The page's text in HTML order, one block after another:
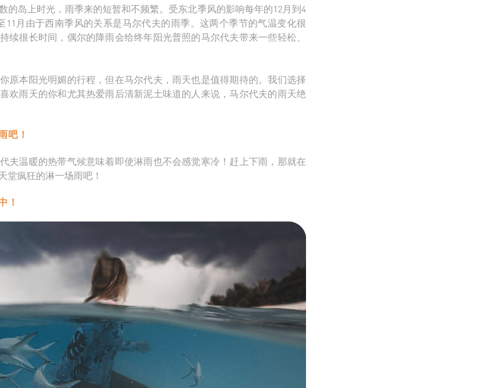
的岛上时光，雨季来的短暂和不频繁。受东北季风的影响每年的12月到4
11月由于西南季风的关系是马尔代夫的雨季。这两个季节的气温变化很
续很长时间，偶尔的降雨会给终年阳光普照的马尔代夫带来一些轻松、
原本阳光明媚的行程，但在马尔代夫，雨天也是值得期待的。我们选择
欢雨天的你和尤其热爱雨后清新泥土味道的人来说，马尔代夫的雨天绝
吧！
夫温暖的热带气候意味着即使淋雨也不会感觉寒冷！赶上下雨，那就在
堂疯狂的淋一场雨吧！
！